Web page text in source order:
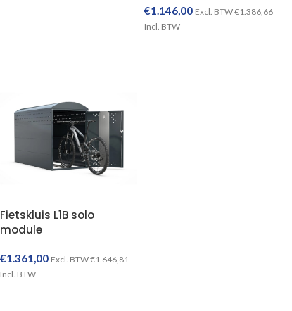
€1.146,00 Excl. BTW€1.386,66
Incl. BTW
Fietskluis L1B solo
module
€1.361,00 Excl. BTW€1.646,81
Incl. BTW